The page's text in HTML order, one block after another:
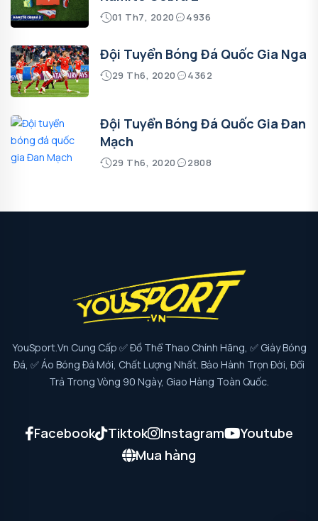
01 Th7, 2020 4936
Đội Tuyển Bóng Đá Quốc Gia Nga
29 Th6, 2020 4362
Đội Tuyển Bóng Đá Quốc Gia Đan
Mạch
29 Th6, 2020 2808
YouSport.vn Cung Cấp ✅ Đồ Thể Thao Chính Hãng, ✅ Giày Bóng
Đá, ✅ Áo Bóng Đá Mới, Chất Lượng Nhất. Bảo Hành Trọn Đời, Đổi
Trả Trong Vòng 90 Ngày, Giao Hàng Toàn Quốc.
Facebook Tiktok Instagram
Youtube
Mua hàng